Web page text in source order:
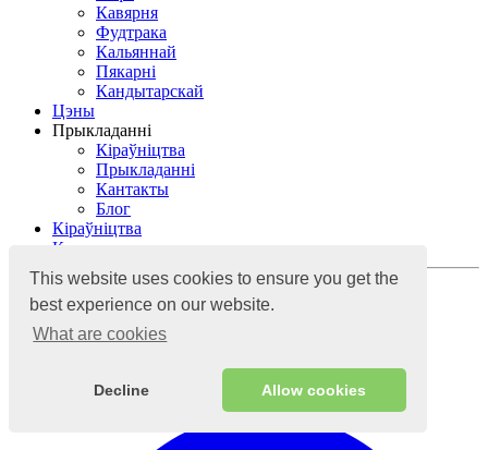
This website uses cookies to ensure you get the
best experience on our website.
What are cookies
Decline Allow cookies
Кавярня
Фудтрака
Кальяннай
Пякарні
Кандытарскай
Цэны
Прыкладанні
Кіраўніцтва
Прыкладанні
Кантакты
Блог
Кіраўніцтва
Кантакты
Увайсці